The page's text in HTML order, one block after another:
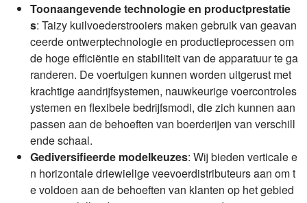
Toonaangevende technologie en productprestatie
s: Taizy kuilvoederstrooiers maken gebruik van geavan
ceerde ontwerptechnologie en productieprocessen om
de hoge efficiëntie en stabiliteit van de apparatuur te ga
randeren. De voertuigen kunnen worden uitgerust met
krachtige aandrijfsystemen, nauwkeurige voercontroles
ystemen en flexibele bedrijfsmodi, die zich kunnen aan
passen aan de behoeften van boerderijen van verschill
ende schaal.
Gediversifieerde modelkeuzes: Wij bieden verticale e
n horizontale driewielige veevoerdistributeurs aan om t
e voldoen aan de behoeften van klanten op het gebied